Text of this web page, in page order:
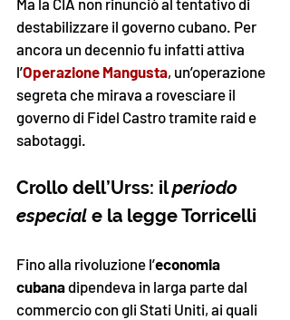
Ma la CIA non rinunciò al tentativo di
destabilizzare il governo cubano. Per
ancora un decennio fu infatti attiva
l’Operazione Mangusta, un’operazione
segreta che mirava a rovesciare il
governo di Fidel Castro tramite raid e
sabotaggi.
Crollo dell’Urss: il periodo
especial e la legge Torricelli
Fino alla rivoluzione l’economia
cubana dipendeva in larga parte dal
commercio con gli Stati Uniti, ai quali